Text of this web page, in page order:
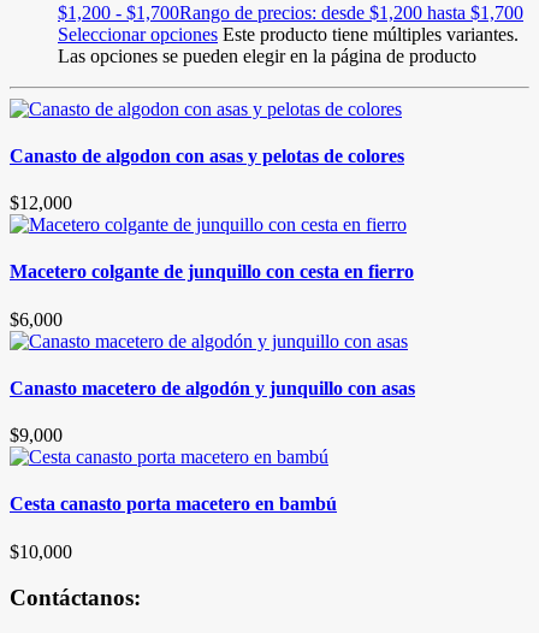
$1,200 - $1,700Rango de precios: desde $1,200 hasta $1,700
Seleccionar opciones Este producto tiene múltiples variantes.
Las opciones se pueden elegir en la página de producto
Canasto de algodon con asas y pelotas de colores
$12,000
Macetero colgante de junquillo con cesta en fierro
$6,000
Canasto macetero de algodón y junquillo con asas
$9,000
Cesta canasto porta macetero en bambú
$10,000
Contáctanos: